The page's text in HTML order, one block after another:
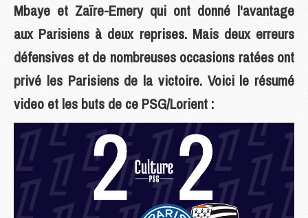
Mbaye et Zaïre-Emery qui ont donné l'avantage
aux Parisiens à deux reprises. Mais deux erreurs
défensives et de nombreuses occasions ratées ont
privé les Parisiens de la victoire. Voici le résumé
video et les buts de ce PSG/Lorient :